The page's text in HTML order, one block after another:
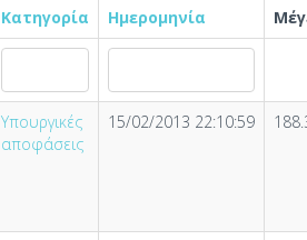
Κατηγορία Ημερομηνία
Υπουργικές
αποφάσεις
15/02/2013 22:10:59